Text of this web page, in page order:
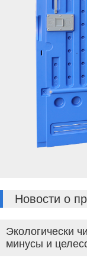
Новости о
Экологически
минусы и